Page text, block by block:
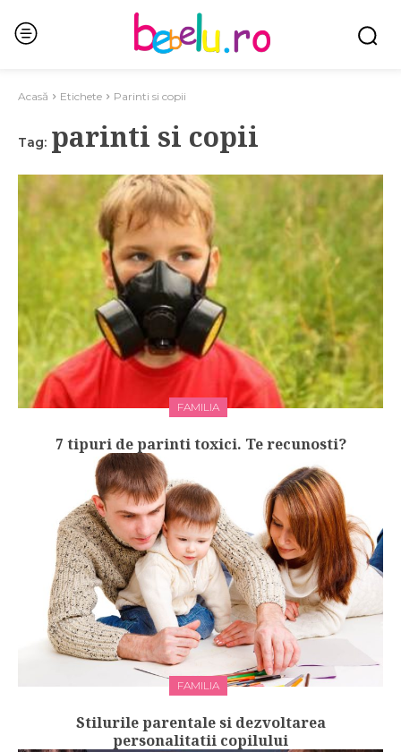
Acasă Etichete Parinti si copii
Tag: parinti si copii
FAMILIA
7 tipuri de parinti toxici. Te recunosti?
FAMILIA
Stilurile parentale si dezvoltarea
personalitatii copilului